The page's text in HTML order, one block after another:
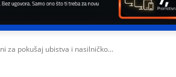
za pokušaj ubistva i nasilničko...